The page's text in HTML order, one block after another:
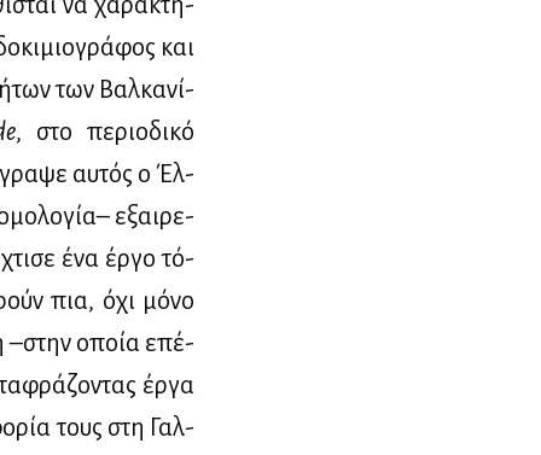
και
των Βαλ­κα­νί­
, στο πε­ριο­δι­κό
αυ­τός ο Έλ­
εξαι­ρε­
ένα έρ­γο τό­
πια, όχι μό­νο
–στην οποία επέ­
έρ­γα
τους στη Γαλ­